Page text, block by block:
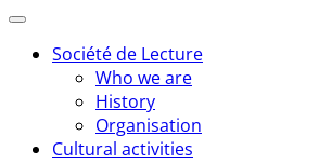
Société de Lecture
Who we are
History
Organisation
Cultural activities